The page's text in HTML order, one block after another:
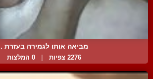
מביאה אותו לגמירה בעזרת
2276 צפיות | 0 המלצות